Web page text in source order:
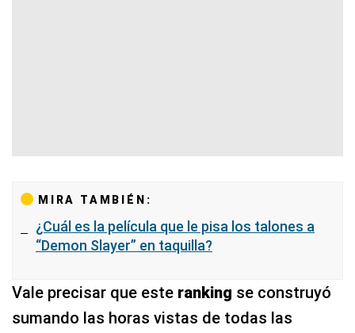
MIRA TAMBIÉN:
¿Cuál es la película que le pisa los talones a
“Demon Slayer” en taquilla?
Vale precisar que este ranking se construyó
sumando las horas vistas de todas las